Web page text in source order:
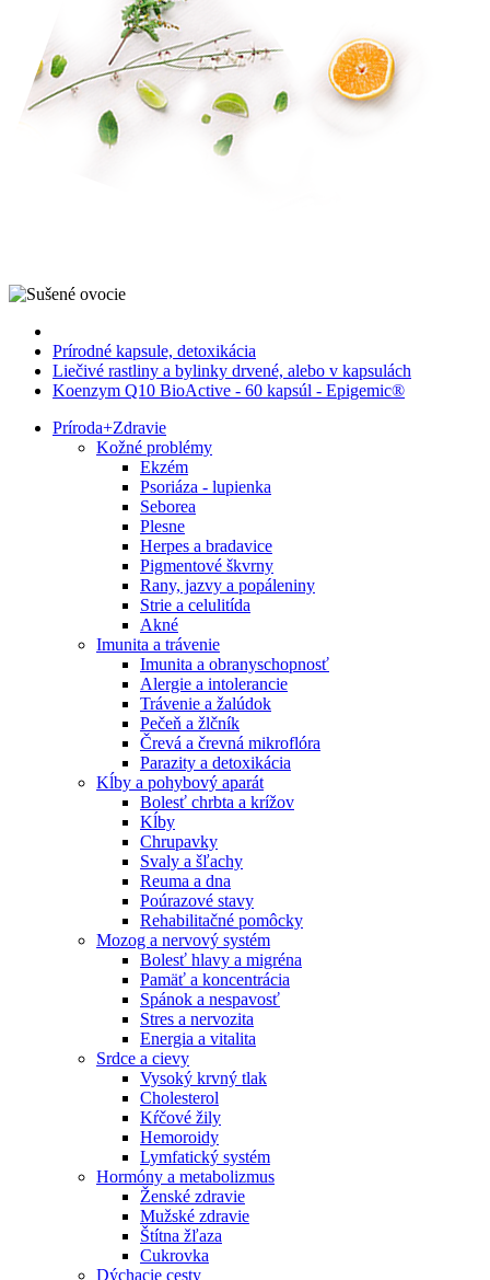
Prírodné kapsule, detoxikácia
Liečivé rastliny a bylinky drvené, alebo v kapsulách
Koenzym Q10 BioActive - 60 kapsúl - Epigemic®
Príroda+Zdravie
Kožné problémy
Ekzém
Psoriáza - lupienka
Seborea
Plesne
Herpes a bradavice
Pigmentové škvrny
Rany, jazvy a popáleniny
Strie a celulitída
Akné
Imunita a trávenie
Imunita a obranyschopnosť
Alergie a intolerancie
Trávenie a žalúdok
Pečeň a žlčník
Črevá a črevná mikroflóra
Parazity a detoxikácia
Kĺby a pohybový aparát
Bolesť chrbta a krížov
Kĺby
Chrupavky
Svaly a šľachy
Reuma a dna
Poúrazové stavy
Rehabilitačné pomôcky
Mozog a nervový systém
Bolesť hlavy a migréna
Pamäť a koncentrácia
Spánok a nespavosť
Stres a nervozita
Energia a vitalita
Srdce a cievy
Vysoký krvný tlak
Cholesterol
Kŕčové žily
Hemoroidy
Lymfatický systém
Hormóny a metabolizmus
Ženské zdravie
Mužské zdravie
Štítna žľaza
Cukrovka
Dýchacie cesty